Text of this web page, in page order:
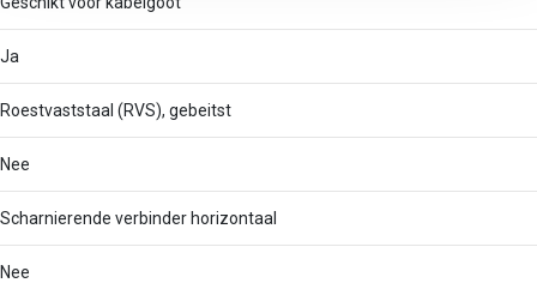
Ja
Roestvaststaal (RVS), gebeitst
Nee
Scharnierende verbinder horizontaal
Nee